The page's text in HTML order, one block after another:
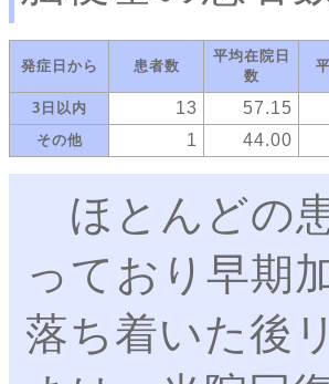
発症日から 患者数
平均在院日
数
3日以内 13 57.15
その他 1 44.00
ほとんどの
っており早期
落ち着いた後